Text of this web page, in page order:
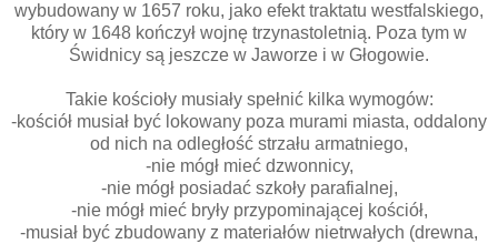
wybudowany w 1657 roku, jako efekt traktatu westfalskiego,
który w 1648 kończył wojnę trzynastoletnią. Poza tym w
Świdnicy są jeszcze w Jaworze i w Głogowie.
Takie kościoły musiały spełnić kilka wymogów:
-kościół musiał być lokowany poza murami miasta, oddalony
od nich na odległość strzału armatniego,
-nie mógł mieć dzwonnicy,
-nie mógł posiadać szkoły parafialnej,
-nie mógł mieć bryły przypominającej kościół,
-musiał być zbudowany z materiałów nietrwałych (drewna,